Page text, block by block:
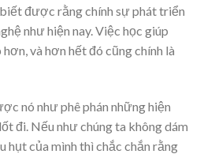
được rằng chính sự phát triển
như hiện nay. Việc học giúp
và hơn hết đó cũng chính là
nó như phê phán những hiện
đi. Nếu như chúng ta không dám
hụt của mình thì chắc chắn rằng